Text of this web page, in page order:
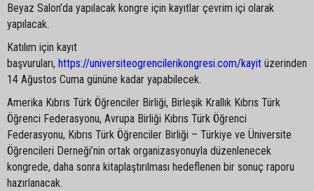
Beyaz Salon’da yapılacak kongre için kayıtlar çevrim içi olarak
yapılacak.
Katılım için kayıt
başvuruları, https://universiteogrencilerikongresi.com/kayit üzerinden
14 Ağustos Cuma gününe kadar yapabilecek.
Amerika Kıbrıs Türk Öğrenciler Birliği, Birleşik Krallık Kıbrıs Türk
Öğrenci Federasyonu, Avrupa Birliği Kıbrıs Türk Öğrenci
Federasyonu, Kıbrıs Türk Öğrenciler Birliği – Türkiye ve Üniversite
Öğrencileri Derneği’nin ortak organizasyonuyla düzenlenecek
kongrede, daha sonra kitaplaştırılması hedeflenen bir sonuç raporu
hazırlanacak.